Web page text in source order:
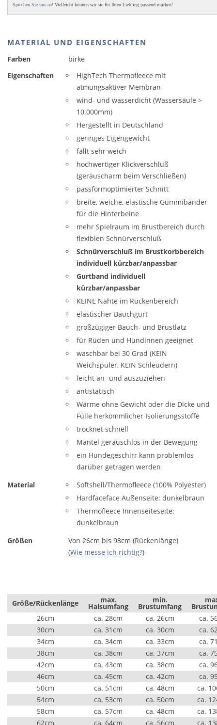
Sprechen Sie uns an! Vielleicht können wir sie für Ihren Liebling passend machen!
MATERIAL UND EIGENSCHAFTEN
Farben
birke
Eigenschaften
HighTech Thermofleece mit
atmungsaktiver Membran
wind- und wasserdicht (Wassersäule >
10.000mm)
Hergestellt in Deutschland
geringes Eigengewicht
fällt sehr weich
hochwertiger Klickverschluß
(geräuscharm beim Verschließen)
passformoptimierter Schnitt
breite, weiche, elastische Gummibänder
für die Hinterbeine
mehr Spielraum im Brustbereich durch
flexiblen Schnürverschluß
Schnürverschluß im Brustkorbbereich
individuell kürzbar/anpassbar
Gurtband individuell
kürzbar/anpassbar
KEINE Nähte im Rückenbereich
elastischer Bauchgurt
großzügiger Bauch- und Brustlatz
für Rüden und Hündinnen geeignet
waschbar bei 30 Grad (KEIN
Weichspüler, KEIN Schleudern)
leicht an- und auszuziehen
antistatisch
Wärme ohne Gewicht oder die Dicke und
Fülle herkömmlicher Isolierungsstoffe
trocknet schnell
Mantel geräuschlos in der Bewegung
ein Hundegeschirr kann problemlos
darüber getragen werden
Material
Softshell/Thermofleece (100% Polyester)
Hardfaceface Außenseite: dunkelbraun
Thermofleece Innenseiteseite:
dunkelbraun
Größen
Von 26cm bis 98cm (Rückenlänge)
(Wie messe ich richtig?)
Größe/Rückenlänge max.
Halsumfang
min.
Brustumfang
26cm
ca. 28cm ca. 26cm
ca.
30cm
ca. 31cm ca. 30cm
ca.
34cm
ca. 34cm ca. 33cm
ca.
38cm
ca. 38cm ca. 37cm
ca.
42cm
ca. 43cm ca. 38cm
ca.
46cm
ca. 45cm ca. 42cm
ca.
50cm
ca. 51cm ca. 48cm
ca.
54cm
ca. 53cm ca. 50cm
ca.
58cm
ca. 57cm ca. 48cm
ca.
62cm
ca. 64cm ca. 56cm ca.